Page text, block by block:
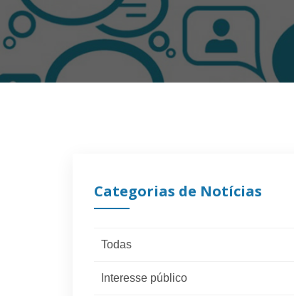
Categorias de Notícias
Todas
Interesse público